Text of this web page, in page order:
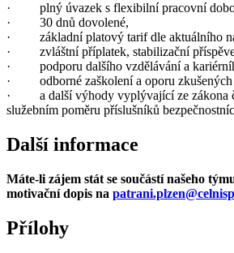
· plný úvazek s flexibilní pracovní
· 30 dnů dovolené,
· základní platový tarif dle aktuálního
· zvláštní příplatek, stabilizační
· podporu dalšího vzdělávání a
· odborné zaškolení a oporu zkušených
· a další výhody vyplývající ze zákona
služebním poměru příslušníků
Další informace
Máte-li zájem stát se součástí našeho
motivační dopis na
Přílohy